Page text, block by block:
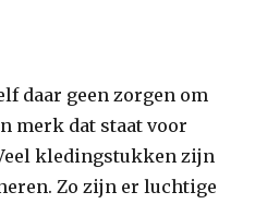
daar geen zorgen om
merk dat staat voor
kledingstukken zijn
Zo zijn er luchtige